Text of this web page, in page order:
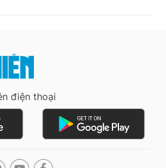
điện thoại